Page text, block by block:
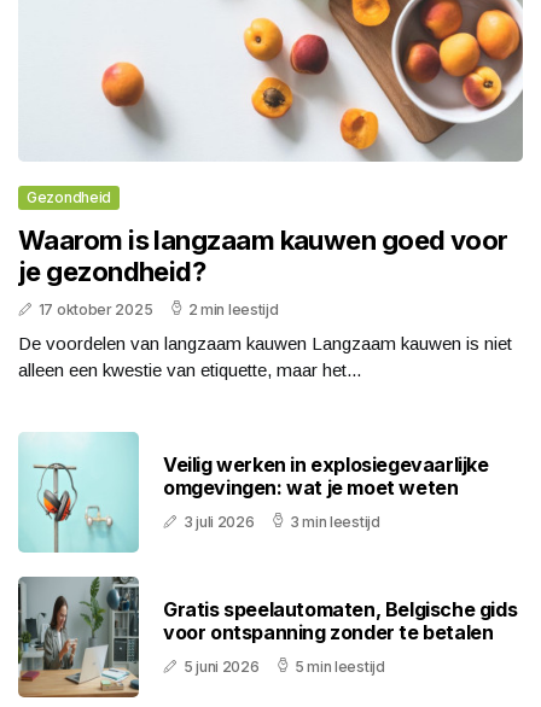
Gezondheid
Waarom is langzaam kauwen goed voor
je gezondheid?
17 oktober 2025 2 min leestijd
De voordelen van langzaam kauwen Langzaam kauwen is niet
alleen een kwestie van etiquette, maar het...
Veilig werken in explosiegevaarlijke
omgevingen: wat je moet weten
3 juli 2026 3 min leestijd
Gratis speelautomaten, Belgische gids
voor ontspanning zonder te betalen
5 juni 2026 5 min leestijd